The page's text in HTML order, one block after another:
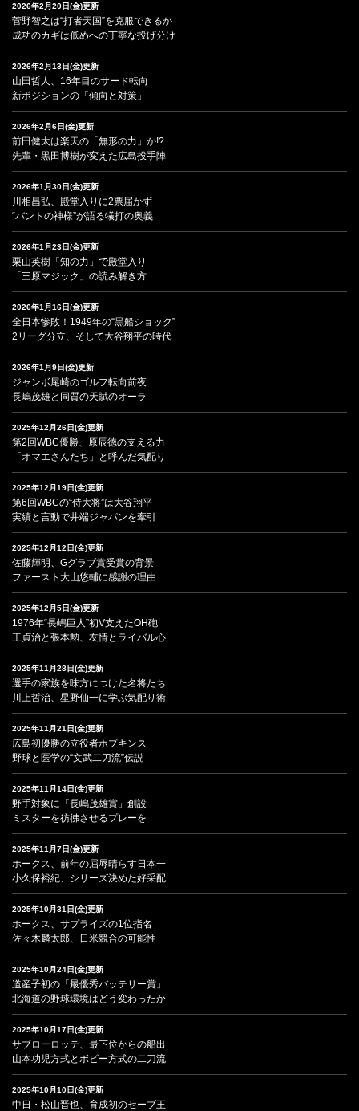
2026年2月20日(金)更新
菅野智之は“打者天国”を克服できるか
成功のカギは低めへの丁寧な投げ分け
2026年2月13日(金)更新
山田哲人、16年目のサード転向
新ポジションの「傾向と対策」
2026年2月6日(金)更新
前田健太は楽天の「無形の力」か!?
先輩・黒田博樹が変えた広島投手陣
2026年1月30日(金)更新
川相昌弘、殿堂入りに2票届かず
“バントの神様”が語る犠打の奥義
2026年1月23日(金)更新
栗山英樹「知の力」で殿堂入り
「三原マジック」の読み解き方
2026年1月16日(金)更新
全日本惨敗！1949年の“黒船ショック”
2リーグ分立、そして大谷翔平の時代
2026年1月9日(金)更新
ジャンボ尾崎のゴルフ転向前夜
長嶋茂雄と同質の天賦のオーラ
2025年12月26日(金)更新
第2回WBC優勝、原辰徳の支える力
「オマエさんたち」と呼んだ気配り
2025年12月19日(金)更新
第6回WBCの“侍大将”は大谷翔平
実績と言動で井端ジャパンを牽引
2025年12月12日(金)更新
佐藤輝明、Gグラブ賞受賞の背景
ファースト大山悠輔に感謝の理由
2025年12月5日(金)更新
1976年“長嶋巨人”初V支えたOH砲
王貞治と張本勲、友情とライバル心
2025年11月28日(金)更新
選手の家族を味方につけた名将たち
川上哲治、星野仙一に学ぶ気配り術
2025年11月21日(金)更新
広島初優勝の立役者ホプキンス
野球と医学の“文武二刀流”伝説
2025年11月14日(金)更新
野手対象に「長嶋茂雄賞」創設
ミスターを彷彿させるプレーを
2025年11月7日(金)更新
ホークス、前年の屈辱晴らす日本一
小久保裕紀、シリーズ決めた好采配
2025年10月31日(金)更新
ホークス、サプライズの1位指名
佐々木麟太郎、日米競合の可能性
2025年10月24日(金)更新
道産子初の「最優秀バッテリー賞」
北海道の野球環境はどう変わったか
2025年10月17日(金)更新
サブローロッテ、最下位からの船出
山本功児方式とボビー方式の二刀流
2025年10月10日(金)更新
中日・松山晋也、育成初のセーブ王